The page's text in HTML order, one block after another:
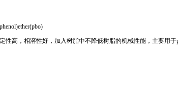
性高，相溶性好，加入树脂中不降低树脂的机械性能，主要用于